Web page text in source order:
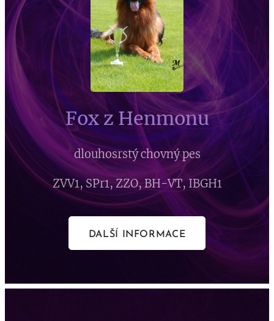
Fox z Henmonu
dlouhosrstý chovný pes
ZVV1, SPr1, ZZO, BH-VT, IBGH1
DALŠÍ INFORMACE